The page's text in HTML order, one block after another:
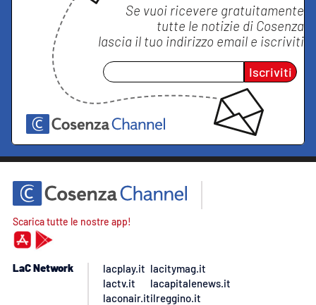
Se vuoi ricevere gratuitamente
tutte le notizie di Cosenza
lascia il tuo indirizzo email e iscriviti
Iscriviti
Scarica tutte le nostre app!
LaC Network
lacplay.it
lactv.it
laconair.it
lacitymag.it
lacapitalenews.it
ilreggino.it